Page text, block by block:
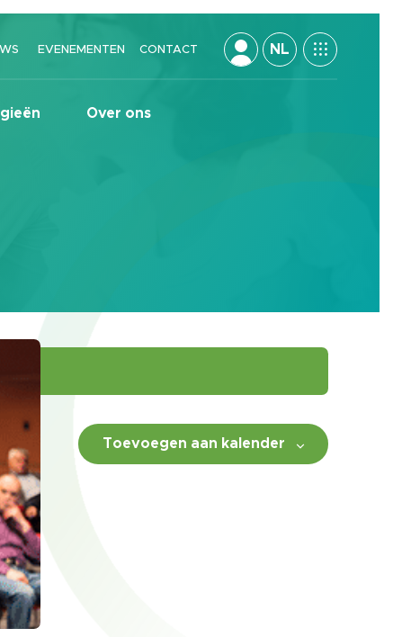
EVENEMENTEN CONTACT NL
Over ons
Toevoegen aan kalender